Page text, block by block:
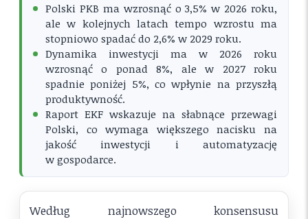
Polski PKB ma wzrosnąć o 3,5% w 2026 roku,
ale w kolejnych latach tempo wzrostu ma
stopniowo spadać do 2,6% w 2029 roku.
Dynamika inwestycji ma w 2026 roku
wzrosnąć o ponad 8%, ale w 2027 roku
spadnie poniżej 5%, co wpłynie na przyszłą
produktywność.
Raport EKF wskazuje na słabnące przewagi
Polski, co wymaga większego nacisku na
jakość inwestycji i automatyzację
w gospodarce.
Według najnowszego konsensusu